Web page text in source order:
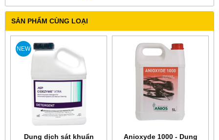
SẢN PHẨM CÙNG LOẠI
NEW
Dung dịch sát khuẩn
Anioxyde 1000 - Dung